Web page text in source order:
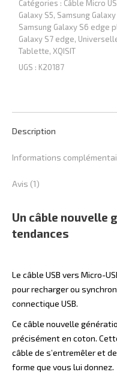
Catégories : Câble Micro
Galaxy S5, Samsung Galaxy
Samsung Galaxy S6 edge
Galaxy S7 edge,
Tablette, XQISIT
UGS : K20187
Description
Informations
Avis (1)
Un câble nouvelle
tendances
Le câble USB vers Micro-
pour recharger ou
connectique USB.
Ce câble nouvelle
précisément en coton.
câble de s’entremêler et
forme que vous lui donnez.